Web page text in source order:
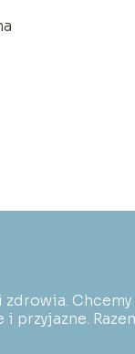
zdrowia.
przyjazne.